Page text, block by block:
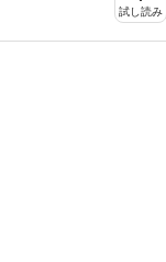
試し読み